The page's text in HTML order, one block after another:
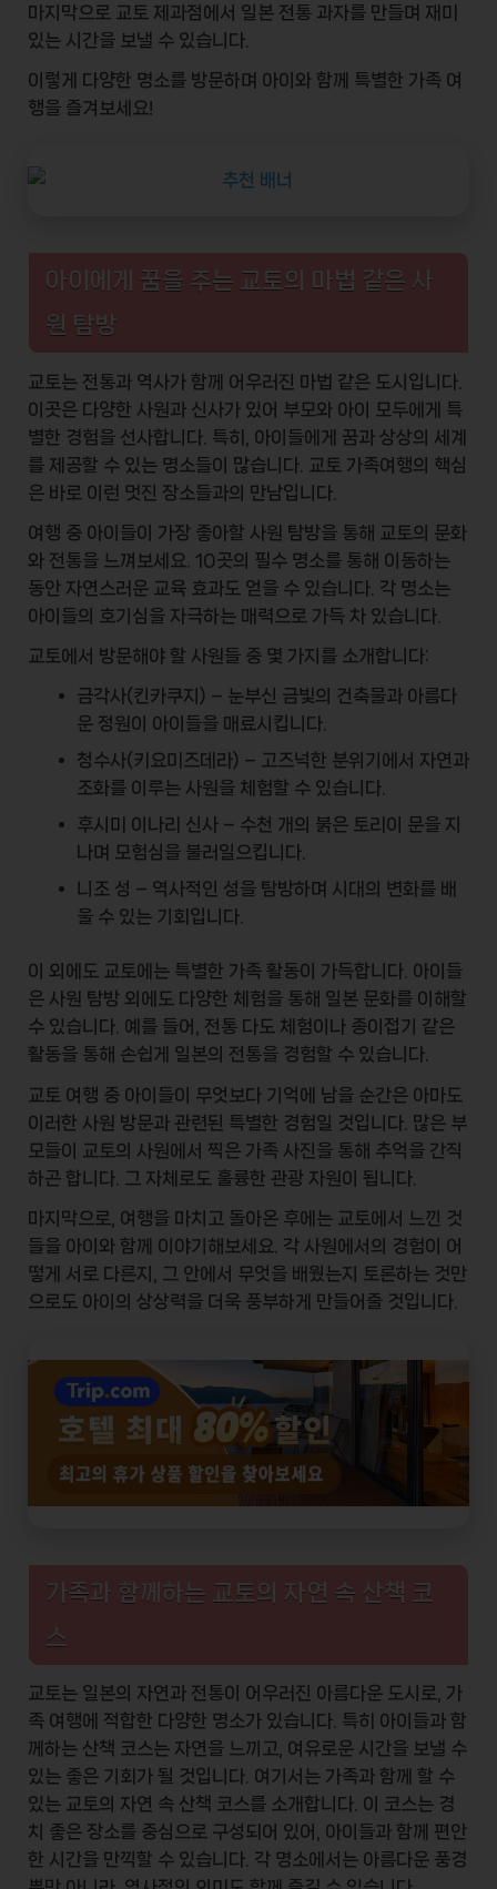
마지막으로 교토 제과점 에서 일본 전통 과자를 만들며 재미
있는 시간을 보낼 수 있습니다.
이렇게 다양한 명소를 방문하며 아이와 함께 특별한 가족 여
행을 즐겨보세요!
아이에게 꿈을 주는 교토의 마법 같은 사
원 탐방
교토는 전통과 역사가 함께 어우러진 마법 같은 도시입니다.
이곳은 다양한 사원과 신사가 있어 부모와 아이 모두에게 특
별한 경험을 선사합니다. 특히, 아이들에게 꿈과 상상의 세계
를 제공할 수 있는 명소들이 많습니다. 교토 가족여행의 핵심
은 바로 이런 멋진 장소들과의 만남입니다.
여행 중 아이들이 가장 좋아할 사원 탐방을 통해 교토의 문화
와 전통을 느껴보세요. 10곳의 필수 명소를 통해 이동하는
동안 자연스러운 교육 효과도 얻을 수 있습니다. 각 명소는
아이들의 호기심을 자극하는 매력으로 가득 차 있습니다.
교토에서 방문해야 할 사원들 중 몇 가지를 소개합니다:
금각사(킨카쿠지) – 눈부신 금빛의 건축물과 아름다
운 정원이 아이들을 매료시킵니다.
청수사(키요미즈데라) – 고즈넉한 분위기에서 자연과
조화를 이루는 사원을 체험할 수 있습니다.
후시미 이나리 신사 – 수천 개의 붉은 토리이 문을 지
나며 모험심을 불러일으킵니다.
니조 성 – 역사적인 성을 탐방하며 시대의 변화를 배
울 수 있는 기회입니다.
이 외에도 교토에는 특별한 가족 활동이 가득합니다. 아이들
은 사원 탐방 외에도 다양한 체험을 통해 일본 문화를 이해할
수 있습니다. 예를 들어, 전통 다도 체험이나 종이접기
같은
활동을 통해 손쉽게 일본의 전통을 경험할 수 있습니다.
교토 여행 중 아이들이 무엇보다 기억에 남을 순간은 아마도
이러한 사원 방문과 관련된 특별한 경험일 것입니다. 많은 부
모들이 교토의 사원에서 찍은 가족 사진을 통해 추억을 간직
하곤 합니다. 그 자체로도 훌륭한 관광 자원이 됩니다.
마지막으로, 여행을 마치고 돌아온 후에는 교토에서 느낀 것
들을 아이와 함께 이야기해보세요. 각 사원에서의 경험이 어
떻게 서로 다른지, 그 안에서 무엇을 배웠는지 토론하는 것만
으로도 아이의 상상력을 더욱 풍부하게 만들어줄 것입니다.
가족과 함께하는 교토의 자연 속 산책 코
스
교토는 일본의 자연과 전통이 어우러진 아름다운 도시로, 가
족 여행에 적합한 다양한 명소가 있습니다. 특히 아이들과 함
께하는 산책 코스는 자연을 느끼고, 여유로운 시간을 보낼 수
있는 좋은 기회가 될 것입니다. 여기서는 가족과 함께 할 수
있는 교토의 자연 속 산책 코스를 소개합니다. 이 코스는 경
치 좋은 장소를 중심으로 구성되어 있어, 아이들과 함께 편안
한 시간을 만끽할 수 있습니다. 각 명소에서는 아름다운 풍경